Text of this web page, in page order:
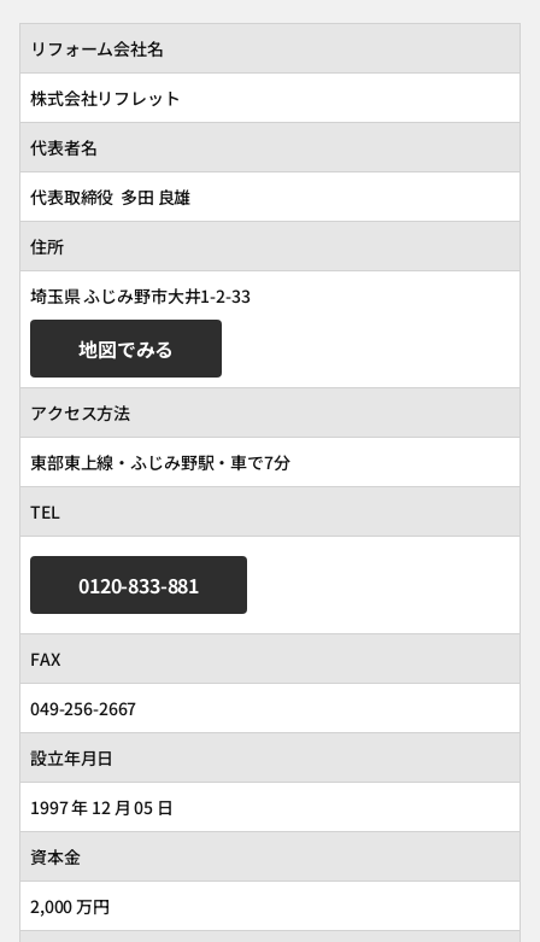
リフォーム会社名
株式会社リフレット
代表者名
代表取締役 多田 良雄
住所
埼玉県 ふじみ野市大井1-2-33
地図でみる
アクセス方法
東部東上線・ふじみ野駅・車で7分
TEL
0120-833-881
FAX
049-256-2667
設立年月日
1997 年 12 月 05 日
資本金
2,000 万円